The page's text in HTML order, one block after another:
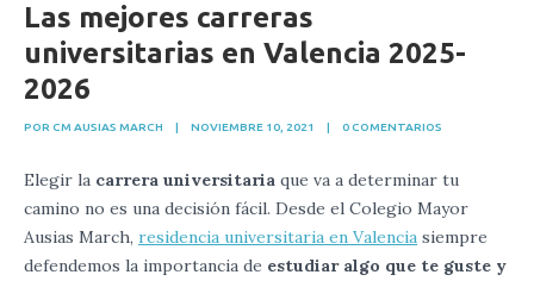
Las mejores carreras
universitarias en Valencia 2025-
2026
POR CM AUSIAS MARCH NOVIEMBRE 10, 2021 0 COMENTARIOS
Elegir la carrera universitaria que va a determinar tu
camino no es una decisión fácil. Desde el Colegio Mayor
Ausias March, residencia universitaria en Valencia siempre
defendemos la importancia de estudiar algo que te guste y